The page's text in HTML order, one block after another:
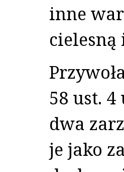
inne
cielesną
58 ust.
dwa
je jako